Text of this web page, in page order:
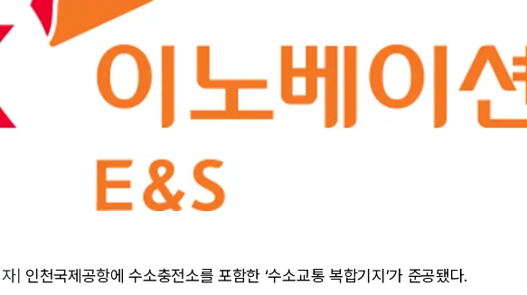
| 인천국제공항에 수소충전소를 포함한 ‘수소교통 복합기지’가 준공됐다.